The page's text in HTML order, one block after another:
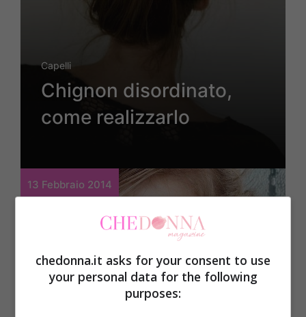
Capelli
Chignon disordinato,
come realizzarlo
13 Febbraio 2014
chedonna.it asks for your consent to use
your personal data for the following
purposes: